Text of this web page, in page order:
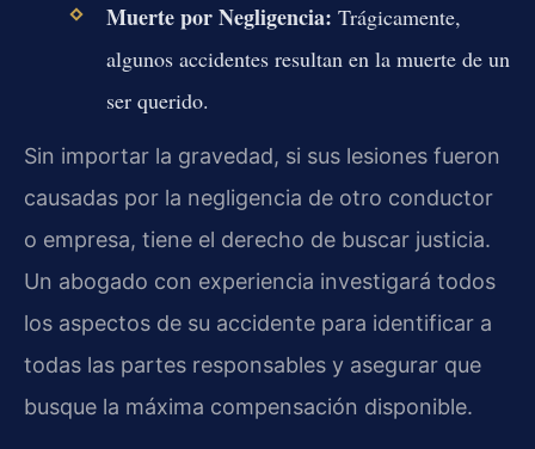
Muerte por Negligencia: Trágicamente,
algunos accidentes resultan en la muerte de un
ser querido.
Sin importar la gravedad, si sus lesiones fueron
causadas por la negligencia de otro conductor
o empresa, tiene el derecho de buscar justicia.
Un abogado con experiencia investigará todos
los aspectos de su accidente para identificar a
todas las partes responsables y asegurar que
busque la máxima compensación disponible.